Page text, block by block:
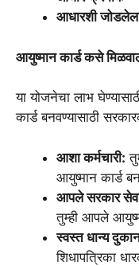
आधारशी
आयुष्मान कार्ड कसे
या योजनेचा लाभ
कार्ड बनवण्यासाठी
आशा कर्मचारी:
आयुष्मान कार्ड
आपले सरकार
तुम्ही आपले
स्वस्त धान्य
शिधापत्रिका